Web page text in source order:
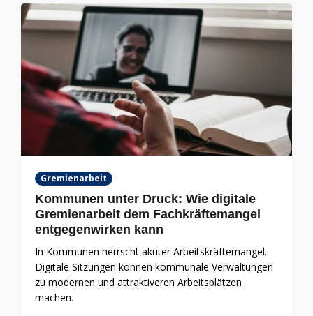
Gremienarbeit
Kommunen unter Druck: Wie digitale
Gremienarbeit dem Fachkräftemangel
entgegenwirken kann
In Kommunen herrscht akuter Arbeitskräftemangel.
Digitale Sitzungen können kommunale Verwaltungen
zu modernen und attraktiveren Arbeitsplätzen
machen.